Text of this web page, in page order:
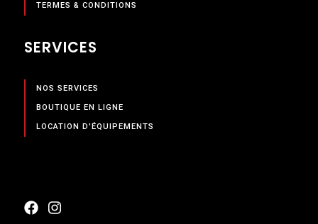
TERMES & CONDITIONS
SERVICES
NOS SERVICES
BOUTIQUE EN LIGNE
LOCATION D'ÉQUIPEMENTS